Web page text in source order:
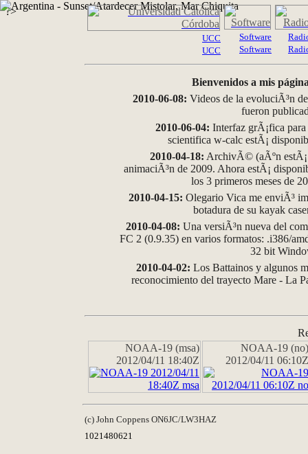
?>
UCC
UCC
Software
Software
Bienvenidos a mis
2010-06-08: Videos de la evoluciÃ³n
fueron
2010-06-04: Interfaz grÃ¡fica
scientifica w-calc estÃ¡
2010-04-18: ArchivÃ© (aÃºn
animaciÃ³n de 2009. Ahora estÃ¡
los 3 primeros meses de
2010-04-15: Olegario Vica me enviÃ³
botadura de su kayak
2010-04-08: Una versiÃ³n nueva del
FC 2 (0.9.35) en varios formatos: .i386/
32 bit
2010-04-02: Los Battainos y algunos
reconocimiento del trayecto Mare - La
NOAA-19 (msa)
2012/04/11 18:40Z
NOAA-19 (no)
2012/04/11 06:10Z
(c) John Coppens ON6JC/LW3HAZ
1021480621